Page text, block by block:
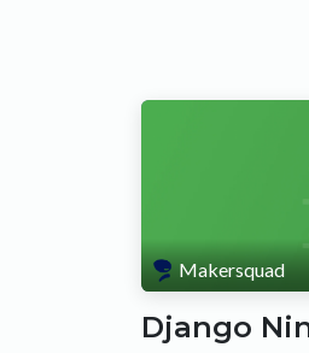
Makersquad
Django